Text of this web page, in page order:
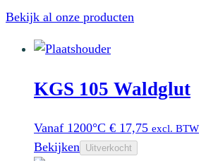
Bekijk al onze producten
KGS 105 Waldglut
Vanaf 1200°C € 17,75 excl. BTW
Bekijken Uitverkocht